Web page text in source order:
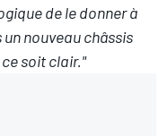
de le donner à
nouveau châssis
soit clair."